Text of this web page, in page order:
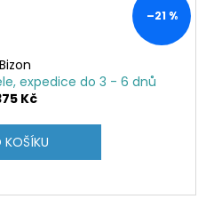
–21 %
Bizon
expedice do 3 - 6 dnů
Kč
KOŠÍKU